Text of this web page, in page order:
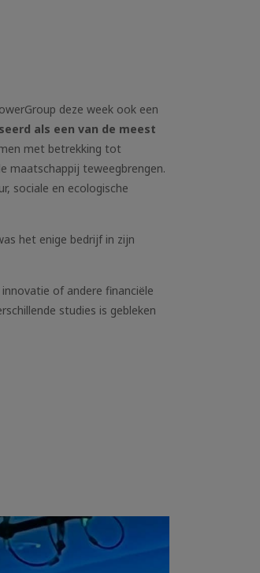
deze week ook een
als een van de meest
met betrekking tot
maatschappij teweegbrengen.
sociale en ecologische
het enige bedrijf in zijn
of andere financiële
studies is gebleken